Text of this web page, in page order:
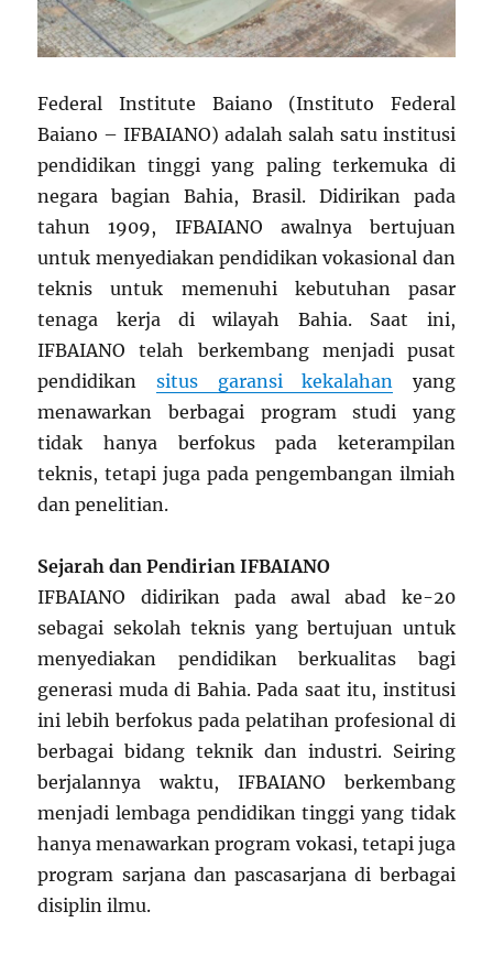
Federal Institute Baiano (Instituto Federal
Baiano – IFBAIANO) adalah salah satu institusi
pendidikan tinggi yang paling terkemuka di
negara bagian Bahia, Brasil. Didirikan pada
tahun 1909, IFBAIANO awalnya bertujuan
untuk menyediakan pendidikan vokasional dan
teknis untuk memenuhi kebutuhan pasar
tenaga kerja di wilayah Bahia. Saat ini,
IFBAIANO telah berkembang menjadi pusat
pendidikan situs garansi kekalahan yang
menawarkan berbagai program studi yang
tidak hanya berfokus pada keterampilan
teknis, tetapi juga pada pengembangan ilmiah
dan penelitian.
Sejarah dan Pendirian IFBAIANO
IFBAIANO didirikan pada awal abad ke-20
sebagai sekolah teknis yang bertujuan untuk
menyediakan pendidikan berkualitas bagi
generasi muda di Bahia. Pada saat itu, institusi
ini lebih berfokus pada pelatihan profesional di
berbagai bidang teknik dan industri. Seiring
berjalannya waktu, IFBAIANO berkembang
menjadi lembaga pendidikan tinggi yang tidak
hanya menawarkan program vokasi, tetapi juga
program sarjana dan pascasarjana di berbagai
disiplin ilmu.